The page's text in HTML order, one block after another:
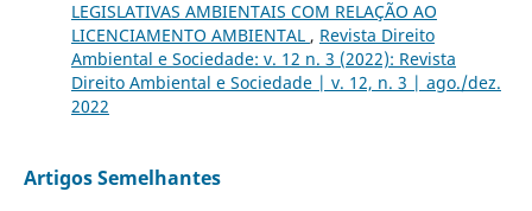
LEGISLATIVAS AMBIENTAIS COM RELAÇÃO AO
LICENCIAMENTO AMBIENTAL , Revista Direito
Ambiental e Sociedade: v. 12 n. 3 (2022): Revista
Direito Ambiental e Sociedade | v. 12, n. 3 | ago./dez.
2022
Artigos Semelhantes